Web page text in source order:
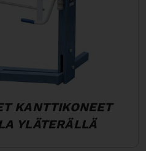
KANTTIKONEET
YLÄTERÄLLÄ